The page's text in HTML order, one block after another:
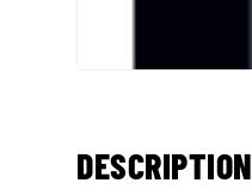
DESCRIPTION